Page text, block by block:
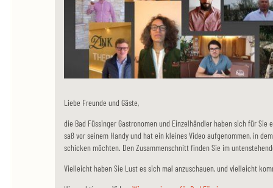
Liebe Freunde und Gäste,
die Bad Füssinger Gastronomen und Einzelhändler haben sich für
saß vor seinem Handy und hat ein kleines Video aufgenommen, in
schicken möchten. Den Zusammenschnitt finden Sie im
Vielleicht haben Sie Lust es sich mal anzuschauen, und vielleicht